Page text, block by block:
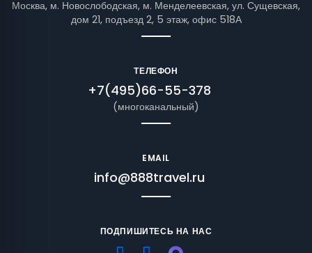
Москва, м. Новослободская, м. Менделеевская, ул. Сущевская,
дом 21, подъезд 2, 5 этаж, офис 518А
ТЕЛЕФОН
+7(495)66-55-378
(многоканальный)
EMAIL
info@888travel.ru
ПОДПИШИТЕСЬ НА НАС